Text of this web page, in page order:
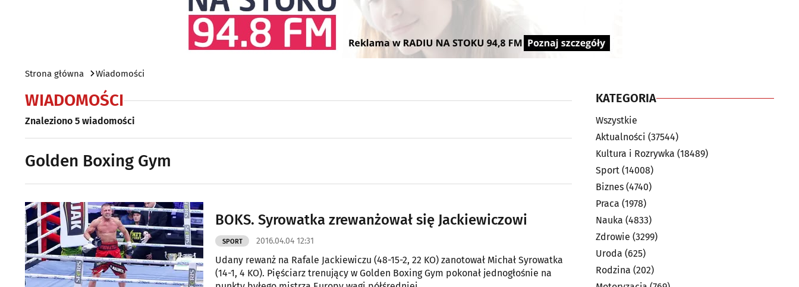
Strona główna Wiadomości
WIADOMOŚCI
Znaleziono 5 wiadomości
Golden Boxing Gym
BOKS. Syrowatka zrewanżował się Jackiewiczowi
SPORT 2016.04.04 12:31
Udany rewanż na Rafale Jackiewiczu (48-15-2, 22 KO) zanotował Michał Syrowatka
(14-1, 4 KO). Pięściarz trenujący w Golden Boxing Gym pokonał jednogłośnie na
KATEGORIA
Wszystkie
Aktualności (37544)
Kultura i Rozrywka (18489)
Sport (14008)
Biznes (4740)
Praca (1978)
Nauka (4833)
Zdrowie (3299)
Uroda (625)
Rodzina (202)